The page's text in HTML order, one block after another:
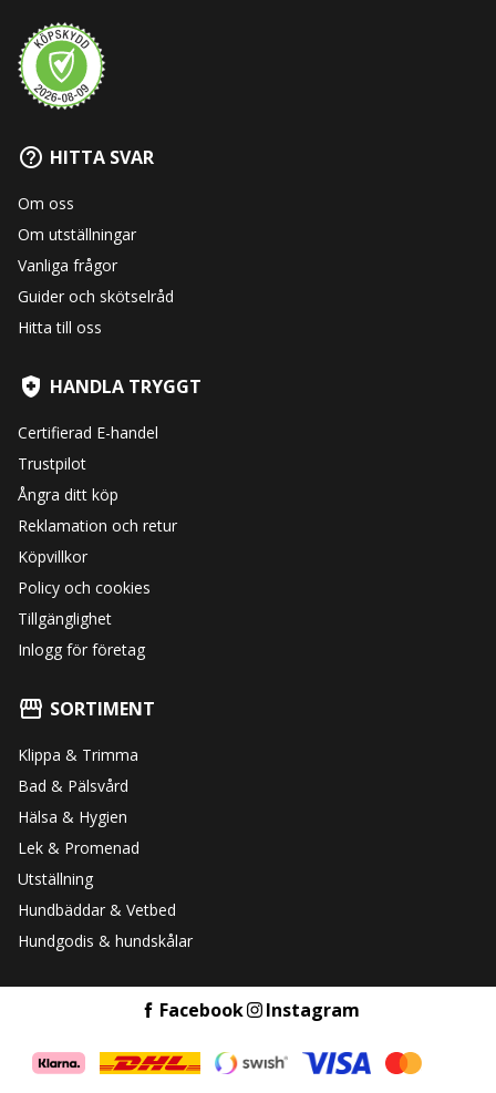
HITTA SVAR
Om oss
Om utställningar
Vanliga frågor
Guider och skötselråd
Hitta till oss
HANDLA TRYGGT
Certifierad E-handel
Trustpilot
Ångra ditt köp
Reklamation och retur
Köpvillkor
Policy och cookies
Tillgänglighet
Inlogg för företag
SORTIMENT
Klippa & Trimma
Bad & Pälsvård
Hälsa & Hygien
Lek & Promenad
Utställning
Hundbäddar & Vetbed
Hundgodis & hundskålar
Facebook Instagram